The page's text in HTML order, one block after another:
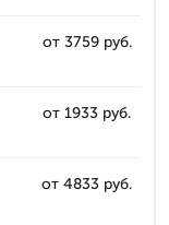
от 3759 руб.
от 1933 руб.
от 4833 руб.